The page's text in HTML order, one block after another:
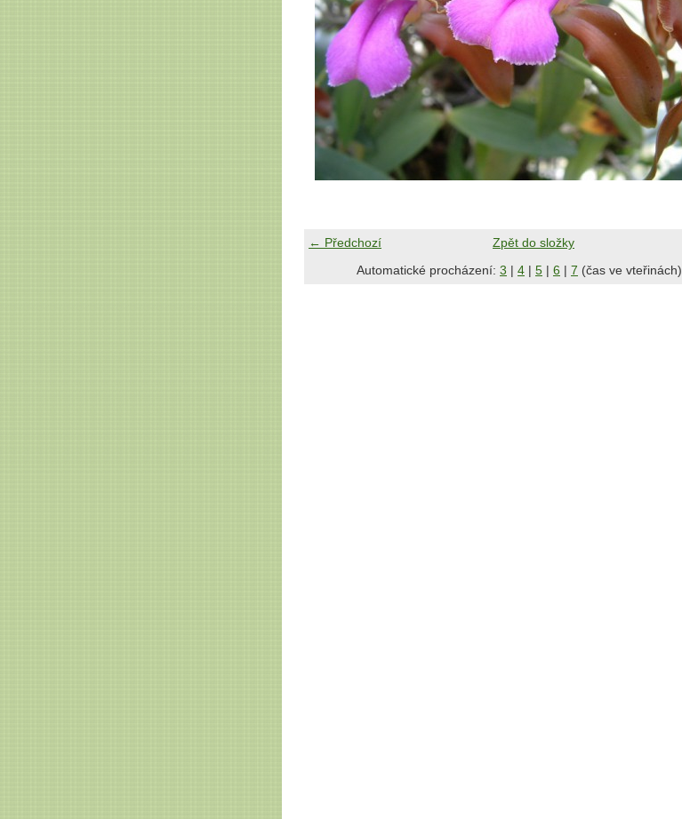
← Předchozí
Zpět do složky
Automatické procházení: 3 | 4 | 5 | 6 | 7 (čas ve vteřinách)